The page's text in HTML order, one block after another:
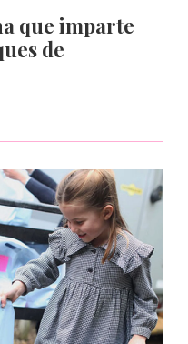
que imparte
de